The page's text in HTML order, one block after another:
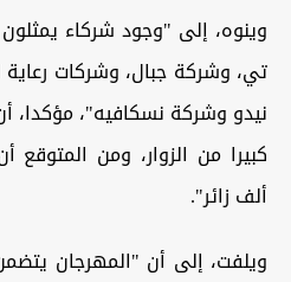
وينوه، إلى "وجود شركاء
تي، وشركة جبال، وشركات
نيدو وشركة نسكافيه"، مؤكدا،
ألف زائر".
ويلفت، إلى أن "المهرجان